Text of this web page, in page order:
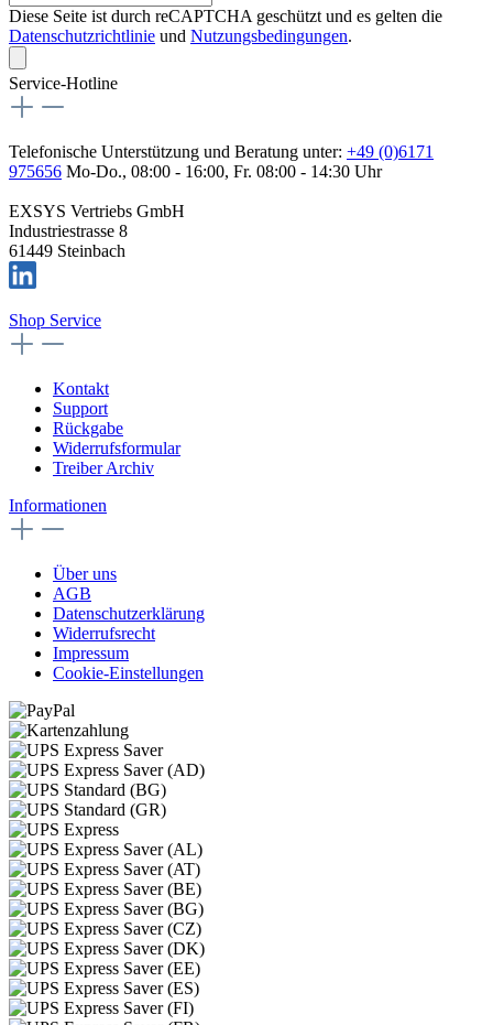
Diese Seite ist durch reCAPTCHA geschützt und es gelten die
Datenschutzrichtlinie und Nutzungsbedingungen.
Service-Hotline
Telefonische Unterstützung und Beratung unter: +49 (0)6171
975656 Mo-Do., 08:00 - 16:00, Fr. 08:00 - 14:30 Uhr
EXSYS Vertriebs GmbH
Industriestrasse 8
61449 Steinbach
Shop Service
Kontakt
Support
Rückgabe
Widerrufsformular
Treiber Archiv
Informationen
Über uns
AGB
Datenschutzerklärung
Widerrufsrecht
Impressum
Cookie-Einstellungen